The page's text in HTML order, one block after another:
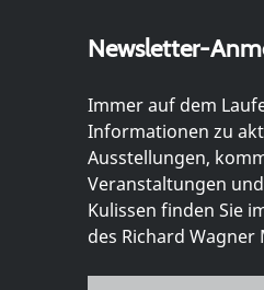
Newsletter-
Immer auf dem
Informationen zu
Ausstellungen,
Veranstaltungen
Kulissen finden Sie
des Richard Wagner